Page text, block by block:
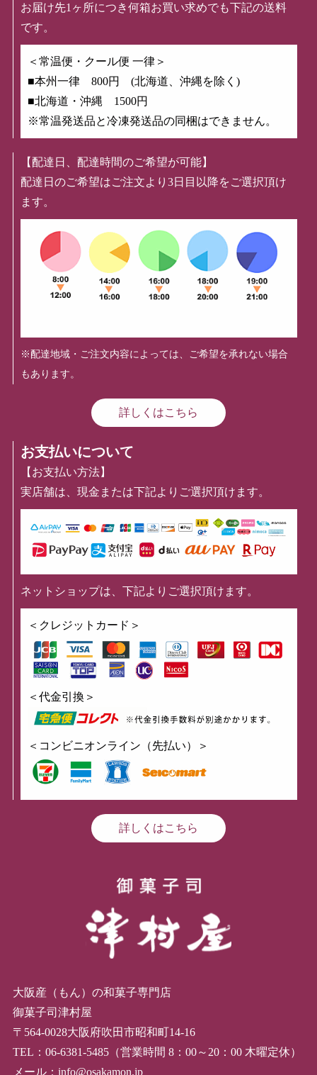
お届け先1ヶ所につき何箱お買い求めでも下記の送料
です。
＜常温便・クール便 一律＞
■本州一律 800円 (北海道、沖縄を除く)
■北海道・沖縄 1500円
※常温発送品と冷凍発送品の同梱はできません。
【配達日、配達時間のご希望が可能】
配達日のご希望はご注文より3日目以降をご選択頂け
ます。
※配達地域・ご注文内容によっては、ご希望を承れない場合
もあります。
詳しくはこちら
お支払いについて
【お支払い方法】
実店舗は、現金または下記よりご選択頂けます。
ネットショップは、下記よりご選択頂けます。
＜クレジットカード＞
＜代金引換＞
＜コンビニオンライン（先払い）＞
詳しくはこちら
大阪産（もん）の和菓子専門店
御菓子司津村屋
〒564-0028大阪府吹田市昭和町14-16
TEL：06-6381-5485（営業時間 8：00～20：00 木曜定休）
メール：info@osakamon.jp